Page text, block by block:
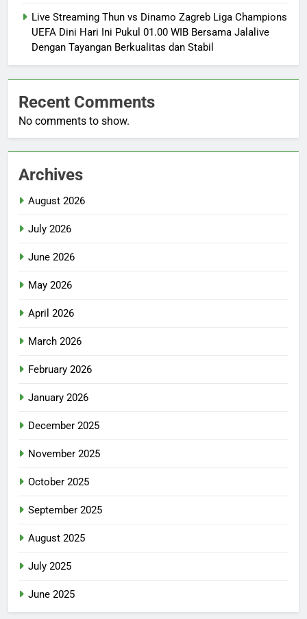
Live Streaming Thun vs Dinamo Zagreb Liga Champions
UEFA Dini Hari Ini Pukul 01.00 WIB Bersama Jalalive
Dengan Tayangan Berkualitas dan Stabil
Recent Comments
No comments to show.
Archives
August 2026
July 2026
June 2026
May 2026
April 2026
March 2026
February 2026
January 2026
December 2025
November 2025
October 2025
September 2025
August 2025
July 2025
June 2025